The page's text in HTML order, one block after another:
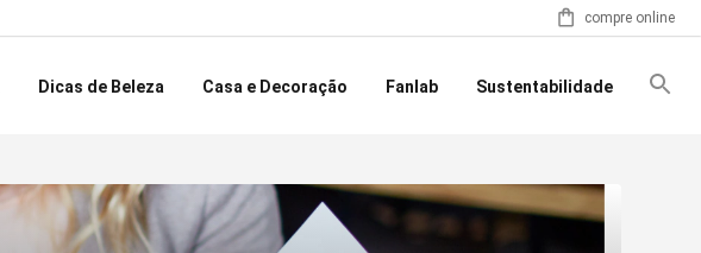
compre online
Dicas de Beleza Casa e Decoração Fanlab Sustentabilidade